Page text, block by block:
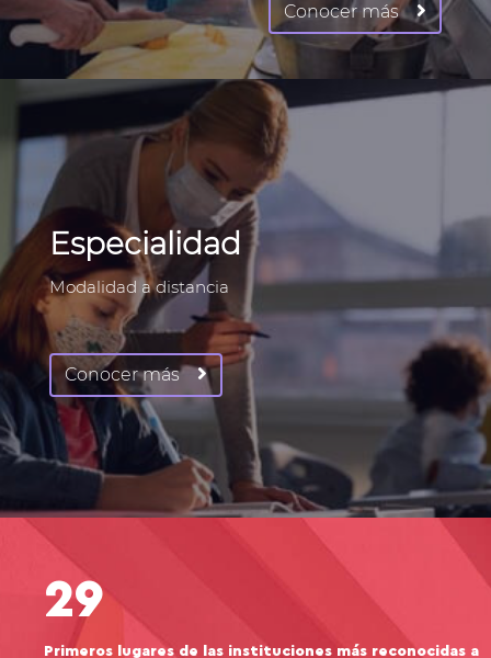
Conocer más
Especialidad
Modalidad a distancia
Conocer más
29
Primeros lugares de las instituciones más reconocidas a